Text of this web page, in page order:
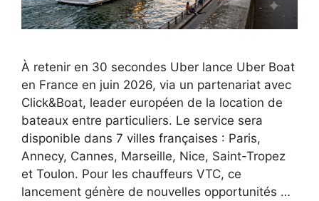
À retenir en 30 secondes Uber lance Uber Boat
en France en juin 2026, via un partenariat avec
Click&Boat, leader européen de la location de
bateaux entre particuliers. Le service sera
disponible dans 7 villes françaises : Paris,
Annecy, Cannes, Marseille, Nice, Saint-Tropez
et Toulon. Pour les chauffeurs VTC, ce
lancement génère de nouvelles opportunités …